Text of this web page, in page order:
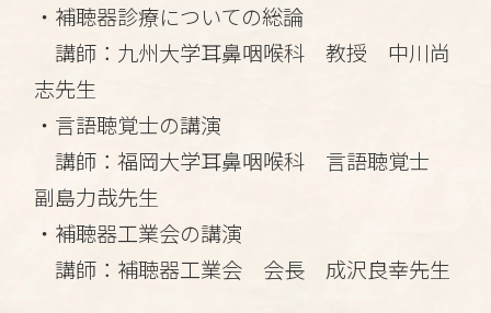
・補聴器診療についての総論
講師：九州大学耳鼻咽喉科 教授 中川尚
志先生
・言語聴覚士の講演
講師：福岡大学耳鼻咽喉科 言語聴覚士
副島力哉先生
・補聴器工業会の講演
講師：補聴器工業会 会長 成沢良幸先生